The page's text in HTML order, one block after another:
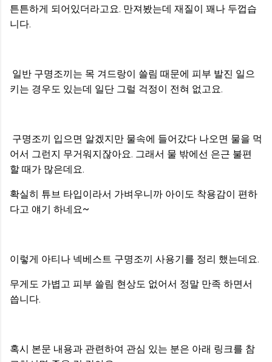
튼튼하게 되어있더라고요. 만져봤는데 재질이 꽤나 두껍습
니다.
일반 구명조끼는 목 겨드랑이 쓸림 때문에 피부 발진 일으
키는 경우도 있는데 일단 그럴 걱정이 전혀 없고요.
구명조끼 입으면 알겠지만 물속에 들어갔다 나오면 물을 먹
어서 그런지 무거워지잖아요. 그래서 물 밖에선 은근 불편
할 때가 많은데요.
확실히 튜브 타입이라서 가벼우니까 아이도 착용감이 편하
다고 얘기 하네요~
이렇게 아티나 넥베스트 구명조끼 사용기를 정리 했는데요.
무게도 가볍고 피부 쓸림 현상도 없어서 정말 만족 하면서
씁니다.
혹시 본문 내용과 관련하여 관심 있는 분은 아래 링크를 참